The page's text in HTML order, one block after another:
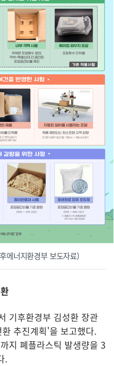
에너지환경부 보도자료)
기후환경부 김성환 장관
추진계획'을 보고했다.
지 폐플라스틱 발생량을 3
.